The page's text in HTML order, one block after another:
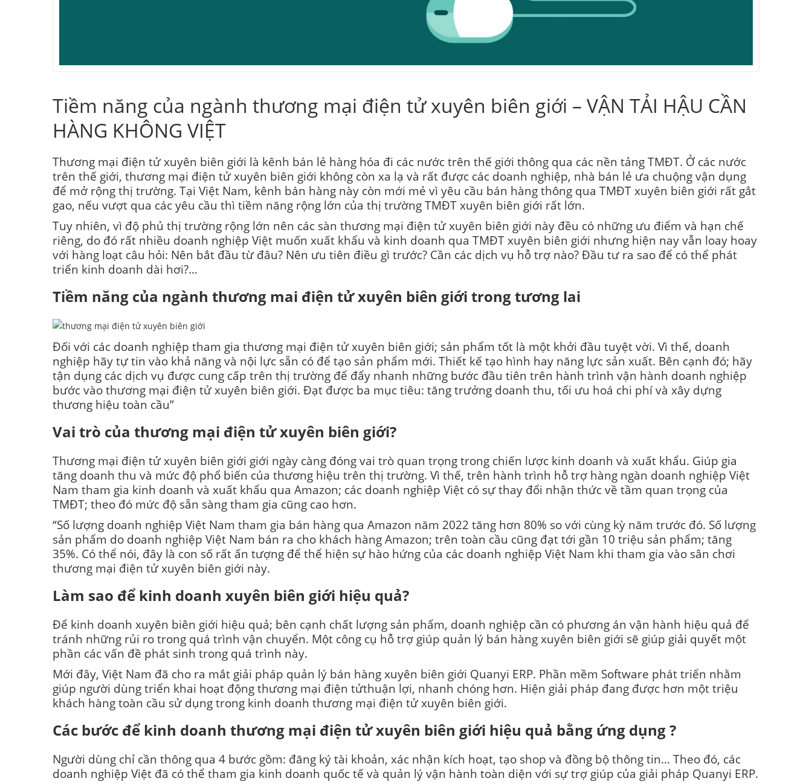
Tiềm năng của ngành thương mại điện tử xuyên biên giới – VẬN TẢI HẬU CẦN
HÀNG KHÔNG VIỆT
Thương mại điện tử xuyên biên giới là kênh bán lẻ hàng hóa đi các nước trên thế giới thông qua các nền tảng TMĐT. Ở các nước
trên thế giới, thương mại điện tử xuyên biên giới không còn xa lạ và rất được các doanh nghiệp, nhà bán lẻ ưa chuộng vận dụng
để mở rộng thị trường. Tại Việt Nam, kênh bán hàng này còn mới mẻ vì yêu cầu bán hàng thông qua TMĐT xuyên biên giới rất gắt
gao, nếu vượt qua các yêu cầu thì tiềm năng rộng lớn của thị trường TMĐT xuyên biên giới rất lớn.
Tuy nhiên, vì độ phủ thị trường rộng lớn nên các sàn thương mại điện tử xuyên biên giới này đều có những ưu điểm và hạn chế
riêng, do đó rất nhiều doanh nghiệp Việt muốn xuất khẩu và kinh doanh qua TMĐT xuyên biên giới nhưng hiện nay vẫn loay hoay
với hàng loạt câu hỏi: Nên bắt đầu từ đâu? Nên ưu tiên điều gì trước? Cần các dịch vụ hỗ trợ nào? Đầu tư ra sao để có thể phát
triển kinh doanh dài hơi?…
Tiềm năng của ngành thương mai điện tử xuyên biên giới trong tương lai
Đối với các doanh nghiệp tham gia thương mại điện tử xuyên biên giới; sản phẩm tốt là một khởi đầu tuyệt vời. Vì thế, doanh
nghiệp hãy tự tin vào khả năng và nội lực sẵn có để tạo sản phẩm mới. Thiết kế tạo hình hay năng lực sản xuất. Bên cạnh đó; hãy
tận dụng các dịch vụ được cung cấp trên thị trường để đẩy nhanh những bước đầu tiên trên hành trình vận hành doanh nghiệp
bước vào thương mại điện tử xuyên biên giới. Đạt được ba mục tiêu: tăng trưởng doanh thu, tối ưu hoá chi phí và xây dựng
thương hiệu toàn cầu”
Vai trò của thương mại điện tử xuyên biên giới?
Thương mại điện tử xuyên biên giới giới ngày càng đóng vai trò quan trọng trong chiến lược kinh doanh và xuất khẩu. Giúp gia
tăng doanh thu và mức độ phổ biến của thương hiệu trên thị trường. Vì thế, trên hành trình hỗ trợ hàng ngàn doanh nghiệp Việt
Nam tham gia kinh doanh và xuất khẩu qua Amazon; các doanh nghiệp Việt có sự thay đổi nhận thức về tầm quan trọng của
TMĐT; theo đó mức độ sẵn sàng tham gia cũng cao hơn.
“Số lượng doanh nghiệp Việt Nam tham gia bán hàng qua Amazon năm 2022 tăng hơn 80% so với cùng kỳ năm trước đó. Số lượng
sản phẩm do doanh nghiệp Việt Nam bán ra cho khách hàng Amazon; trên toàn cầu cũng đạt tới gần 10 triệu sản phẩm; tăng
35%. Có thể nói, đây là con số rất ấn tượng để thể hiện sự hào hứng của các doanh nghiệp Việt Nam khi tham gia vào sân chơi
thương mại điện tử xuyên biên giới này.
Làm sao để kinh doanh xuyên biên giới hiệu quả?
Để kinh doanh xuyên biên giới hiệu quả; bên cạnh chất lượng sản phẩm, doanh nghiệp cần có phương án vận hành hiệu quả để
tránh những rủi ro trong quá trình vận chuyển. Một công cụ hỗ trợ giúp quản lý bán hàng xuyên biên giới sẽ giúp giải quyết một
phần các vấn đề phát sinh trong quá trình này.
Mới đây, Việt Nam đã cho ra mắt giải pháp quản lý bán hàng xuyên biên giới Quanyi ERP. Phần mềm Software phát triển nhằm
giúp người dùng triển khai hoạt động thương mại điện tửthuận lợi, nhanh chóng hơn. Hiện giải pháp đang được hơn một triệu
khách hàng toàn cầu sử dụng trong kinh doanh thương mại điện tử xuyên biên giới.
Các bước để kinh doanh thương mại điện tử xuyên biên giới hiệu quả bằng ứng dụng ?
Người dùng chỉ cần thông qua 4 bước gồm: đăng ký tài khoản, xác nhận kích hoạt, tạo shop và đồng bộ thông tin… Theo đó, các
doanh nghiệp Việt đã có thể tham gia kinh doanh quốc tế và quản lý vận hành toàn diện với sự trợ giúp của giải pháp Quanyi ERP.